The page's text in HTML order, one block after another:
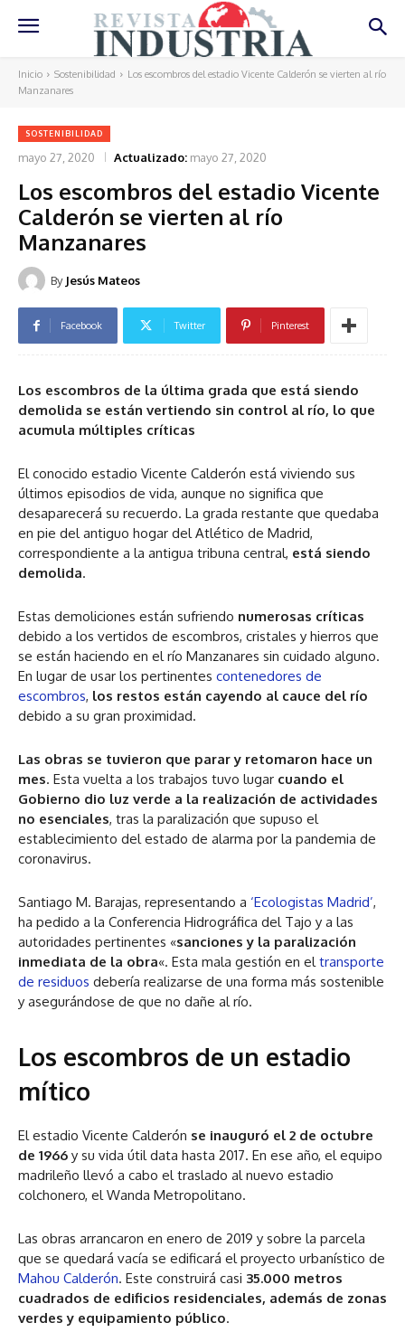
Inicio Sostenibilidad
Los escombros del estadio Vicente Calderón se vierten al río
Manzanares
SOSTENIBILIDAD
mayo 27, 2020 Actualizado: mayo 27, 2020
Los escombros del estadio Vicente
Calderón se vierten al río
Manzanares
By Jesús Mateos
Facebook Twitter Pinterest
Los escombros de la última grada que está siendo
demolida se están vertiendo sin control al río, lo que
acumula múltiples críticas
El conocido estadio Vicente Calderón está viviendo sus
últimos episodios de vida, aunque no significa que
desaparecerá su recuerdo. La grada restante que quedaba
en pie del antiguo hogar del Atlético de Madrid,
correspondiente a la antigua tribuna central, está siendo
demolida.
Estas demoliciones están sufriendo numerosas críticas
debido a los vertidos de escombros, cristales y hierros que
se están haciendo en el río Manzanares sin cuidado alguno.
En lugar de usar los pertinentes contenedores de
escombros, los restos están cayendo al cauce del río
debido a su gran proximidad.
Las obras se tuvieron que parar y retomaron hace un
mes. Esta vuelta a los trabajos tuvo lugar cuando el
Gobierno dio luz verde a la realización de actividades
no esenciales, tras la paralización que supuso el
establecimiento del estado de alarma por la pandemia de
coronavirus.
Santiago M. Barajas, representando a ‘Ecologistas Madrid’,
ha pedido a la Conferencia Hidrográfica del Tajo y a las
autoridades pertinentes «sanciones y la paralización
inmediata de la obra«. Esta mala gestión en eltransporte
de residuos debería realizarse de una forma más sostenible
y asegurándose de que no dañe al río.
Los escombros de un estadio
mítico
El estadio Vicente Calderón se inauguró el 2 de octubre
de 1966 y su vida útil data hasta 2017. En ese año, el equipo
madrileño llevó a cabo el traslado al nuevo estadio
colchonero, el Wanda Metropolitano.
Las obras arrancaron en enero de 2019 y sobre la parcela
que se quedará vacía se edificará el proyecto urbanístico de
Mahou Calderón. Este construirá casi 35.000 metros
cuadrados de edificios residenciales, además de zonas
verdes y equipamiento público.